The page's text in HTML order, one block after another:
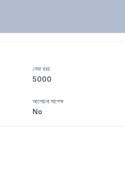
সেবা খরচ
5000
আলোচনা সাপেক্ষ
No